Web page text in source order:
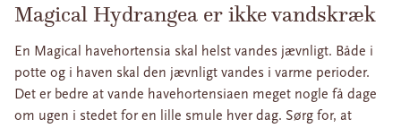
Magical Hydrangea er ikke vandskræk
En Magical havehortensia skal helst vandes jævnligt. Både i
potte og i haven skal den jævnligt vandes i varme perioder.
Det er bedre at vande havehortensiaen meget nogle få dage
om ugen i stedet for en lille smule hver dag. Sørg for, at